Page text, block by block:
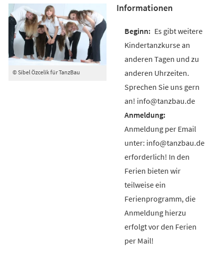
© Sibel Özcelik für TanzBau
Informationen
Es gibt weitere
Kindertanzkurse an
anderen Tagen und zu
anderen Uhrzeiten.
Sprechen Sie uns gern
an! info@tanzbau.de
Anmeldung per Email
unter: info@tanzbau.de
erforderlich! In den
Ferien bieten wir
teilweise ein
Ferienprogramm, die
Anmeldung hierzu
erfolgt vor den Ferien
per Mail!